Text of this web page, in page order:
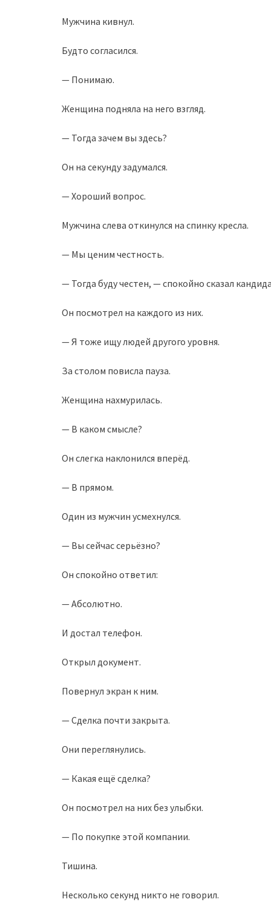
Мужчина кивнул.
Будто согласился.
— Понимаю.
Женщина подняла на него взгляд.
— Тогда зачем вы здесь?
Он на секунду задумался.
— Хороший вопрос.
Мужчина слева откинулся на спинку кресла.
— Мы ценим честность.
— Тогда буду честен, — спокойно сказал
Он посмотрел на каждого из них.
— Я тоже ищу людей другого уровня.
За столом повисла пауза.
Женщина нахмурилась.
— В каком смысле?
Он слегка наклонился вперёд.
— В прямом.
Один из мужчин усмехнулся.
— Вы сейчас серьёзно?
Он спокойно ответил:
— Абсолютно.
И достал телефон.
Открыл документ.
Повернул экран к ним.
— Сделка почти закрыта.
Они переглянулись.
— Какая ещё сделка?
Он посмотрел на них без улыбки.
— По покупке этой компании.
Тишина.
Несколько секунд никто не говорил.